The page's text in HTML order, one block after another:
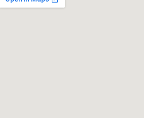
Elle ne pourra repartir que de là